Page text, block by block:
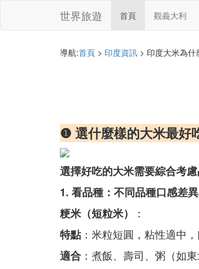
世界旅遊 首頁 觀義大利
導航:首頁 > 印度資訊 > 印度大米為什
❶ 選什麼樣的大米最好
選擇好吃的大米需要綜合考
1. 看品種：不同品種口感差
粳米（短粒米）
：
特點：米粒短圓，粘性適中，
適合 ：煮飯、壽司、粥（如